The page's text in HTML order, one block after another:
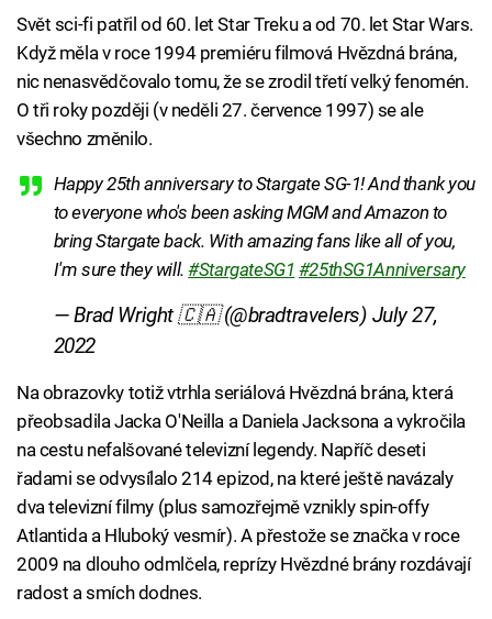
Svět sci-fi patřil od 60. let Star Treku a od 70. let Star Wars.
Když měla v roce 1994 premiéru filmová Hvězdná brána,
nic nenasvědčovalo tomu, že se zrodil třetí velký fenomén.
O tři roky později (v neděli 27. července 1997) se ale
všechno změnilo.
Happy 25th anniversary to Stargate SG-1! And thank you
to everyone who's been asking MGM and Amazon to
bring Stargate back. With amazing fans like all of you,
I'm sure they will.#StargateSG1 #25thSG1Anniversary
— Brad Wright 🇨🇦 (@bradtravelers) July 27,
2022
Na obrazovky totiž vtrhla seriálová Hvězdná brána, která
přeobsadila Jacka O'Neilla a Daniela Jacksona a vykročila
na cestu nefalšované televizní legendy. Napříč deseti
řadami se odvysílalo 214 epizod, na které ještě navázaly
dva televizní filmy (plus samozřejmě vznikly spin-offy
Atlantida a Hluboký vesmír). A přestože se značka v roce
2009 na dlouho odmlčela, reprízy Hvězdné brány rozdávají
radost a smích dodnes.